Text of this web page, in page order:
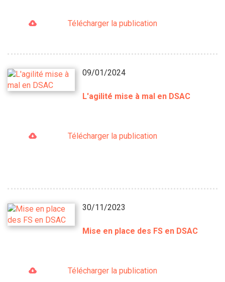
Télécharger la publication
09/01/2024
L'agilité mise à mal en DSAC
Télécharger la publication
30/11/2023
Mise en place des FS en DSAC
Télécharger la publication